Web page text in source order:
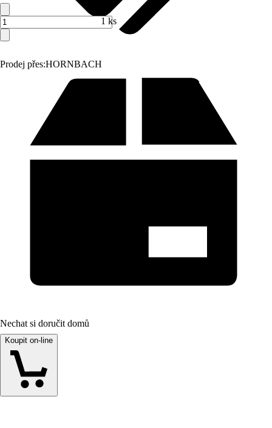
Prodej přes:HORNBACH
1 ks
Nechat si doručit domů
Koupit on-line